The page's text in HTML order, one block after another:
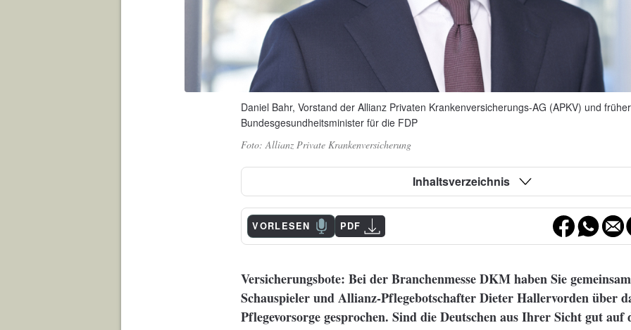
Daniel Bahr, Vorstand der Allianz Privaten Krankenversicherungs-AG (APKV) und
Bundesgesundheitsminister für die FDP
Allianz Private Krankenversicherung
Inhaltsverzeichnis
VORLESEN PDF
Versicherungsbote: Bei der Branchenmesse DKM haben Sie
Schauspieler und Allianz-Pflegebotschafter Dieter Hallervorden über
Pflegevorsorge gesprochen. Sind die Deutschen aus Ihrer Sicht gut auf